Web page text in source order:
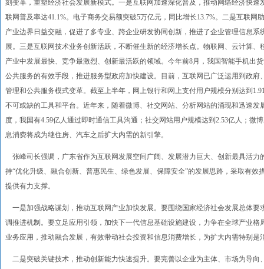
刻变革，重塑经济社会发展新模式。一是互联网加速深化普及，推动网络经济快
联网普及率达41.1%。电子商务交易额突破5万亿元，同比增长13.7%。二是互联
产业边界日益交融，促进了多专业、跨企业研发协同创新，推进了企业管理信息
展。三是互联网技术业务创新活跃，不断催生新的经济增长点。物联网、云计算
产业中发展最快、竞争最激烈、创新最活跃的领域。今年前8月，我国智能手机出
公共服务的有效手段，推进服务型政府加快建设。目前，互联网已广泛运用到政
管理和公共服务模式变革。截至上半年，网上银行和网上支付用户规模分别达到
不可或缺的工具和平台。近年来，随着微博、社交网站、分析网站的涌现和迅速
度，我国有4.59亿人通过即时通信工具沟通；社交网站用户规模达到2.53亿人；微
息消费将成为继住房、汽车之后扩大内需的新引擎。
张峰司长强调，广东省作为互联网发展空间广阔、发展潜力巨大、创新最具活
持“优化升级、融合创新、普惠民生、绿色发展、保障安全”的发展思路，采取有
提供有力支撑。
一是加强战略谋划，推动互联网产业加快发展。要围绕国家经济社会发展总体
调推进机制。要立足应用引领，加快下一代信息基础设施建设，力争在全球产业
业务应用，推动融合发展，有效带动社会投资和信息消费增长，为扩大内需特别
二是突破关键技术，推动创新能力快速提升。要完善以企业为主体、市场为导